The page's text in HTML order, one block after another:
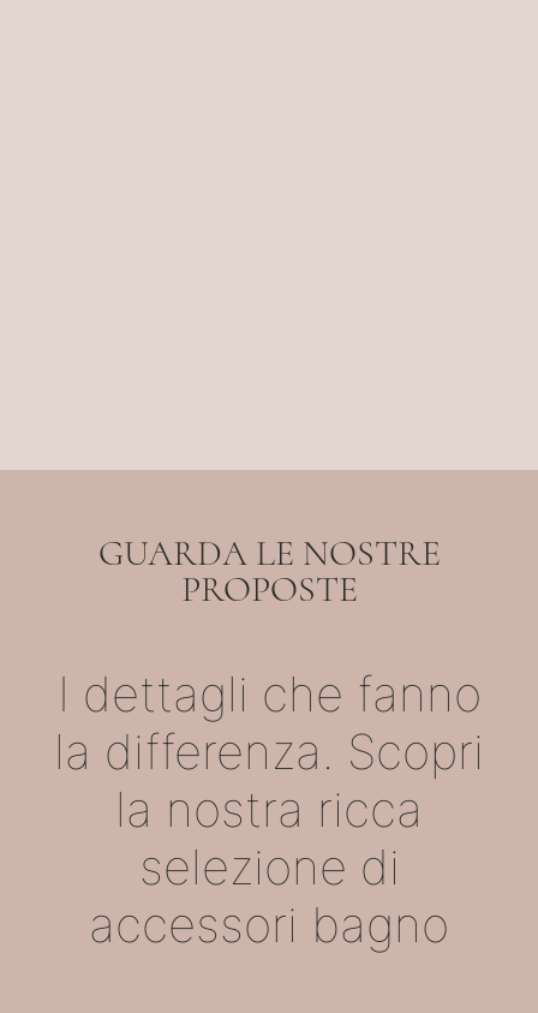
GUARDA LE NOSTRE
PROPOSTE
I dettagli che fanno
la differenza. Scopri
la nostra ricca
selezione di
accessori bagno